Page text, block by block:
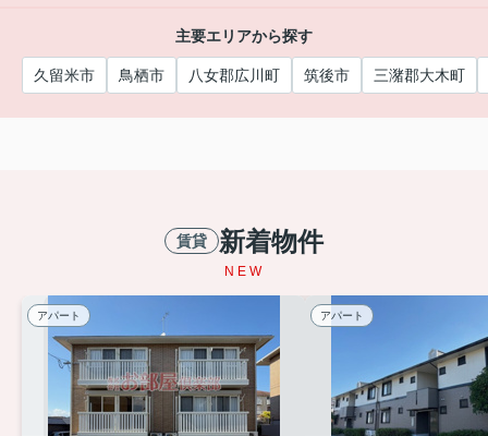
主要エリアから探す
久留米市 鳥栖市 八女郡広川町 筑後市 三潴郡大木町
賃貸 新着物件
NEW
アパート アパート